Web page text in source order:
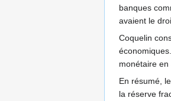
banques
avaient le
Coquelin
monétaire en
En résumé,
la réserve